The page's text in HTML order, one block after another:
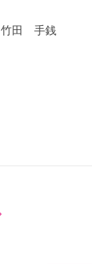
田 手銭